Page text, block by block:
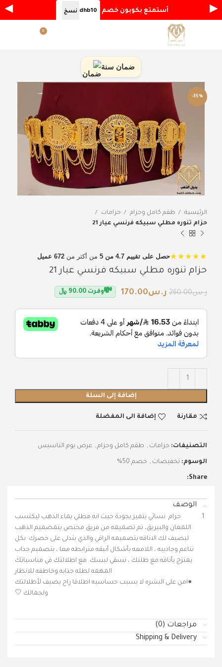
0
ضمان سنة
-35%
الرئيسية طقم كامل وحزام
حزامات
حزام تنوره مطلي سبيكه فرنسي عيار 21
★★★★★حصل على تقييم 4.7 من 5 من أكثر من 672 عميل
حزام تنوره مطلي سبيكه فرنسي عيار 21
ر.س260.00 ر.س170.00
💸وفرت 90.00 ﷼
إضافة إلى السلة
مقارنة إضافة الى المفضلة
التصنيفات: حزامات , طقم كامل وحزام , عرض يوم التاسيس
الوسوم: تخفيضات , خصم 50%
Share:
الوصف
حزام نسائي يتميز بجودة حيث انه مطلي بماء الذهب ليكتسب
اللمعان والبيريق، تم تصميمه من فريق مختص بتمصميم الذهب
ليضيف لك الاناقه بتصميمه الراقي والذي يتدلى على خصرك بكل
تناغم وجاذبيه ، اللامعه بأشكال أنيقه مترابطه معا ، بتصميم جذاب
يمتزج بأناقه مع طلتك ، نسقي لبسك مع اطلالتك في مناسباتك
المهمه لطله جذابه وخاطفه للانظار
●امن على البشره لا يسبب حساسيه اطلاقا راح يضيف لأطلالتك
ولجمالك 🤍
مراجعات (0)
Shipping & Delivery
◀ أستمتع بكوبون خصم dhb10 نسخ ▶